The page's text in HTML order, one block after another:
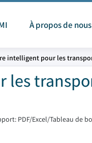
À propos de nous
intelligent pour les
PDF/Excel/Tableau de